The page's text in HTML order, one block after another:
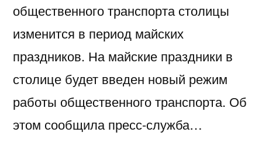
общественного транспорта столицы
изменится в период майских
праздников. На майские праздники в
столице будет введен новый режим
работы общественного транспорта. Об
этом сообщила пресс-служба…